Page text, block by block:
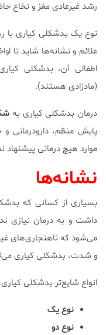
رشد غیرعادی مغز و نخاع
نوع یک بدشکلی کیاری با
علائم و نشانه‌ها شاید تا
اطفالی آن، بدشکلی
(مادزادی هستند).
درمان بدشکلی کیاری به
پایش منظم، دارودرمانی
موارد هیچ درمانی پیشنهاد
نشانه‌ها
بسیاری از کسانی که
داشت و به درمان نیازی
می‌شود که ناهنجاری‌های
و شدت، بدشکلی کیاری
انواع شایع‌تر بدشکلی کیاری
نوع یک
نوع دو